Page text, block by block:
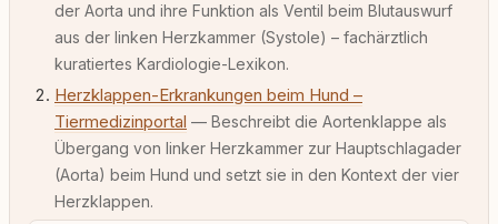
der Aorta und ihre Funktion als Ventil beim Blutauswurf
aus der linken Herzkammer (Systole) – fachärztlich
kuratiertes Kardiologie-Lexikon.
Herzklappen-Erkrankungen beim Hund –
Tiermedizinportal — Beschreibt die Aortenklappe als
Übergang von linker Herzkammer zur Hauptschlagader
(Aorta) beim Hund und setzt sie in den Kontext der vier
Herzklappen.